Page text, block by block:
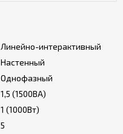
Линейно-интерактивный
Настенный
Однофазный
1,5 (1500ВА)
1 (1000Вт)
5